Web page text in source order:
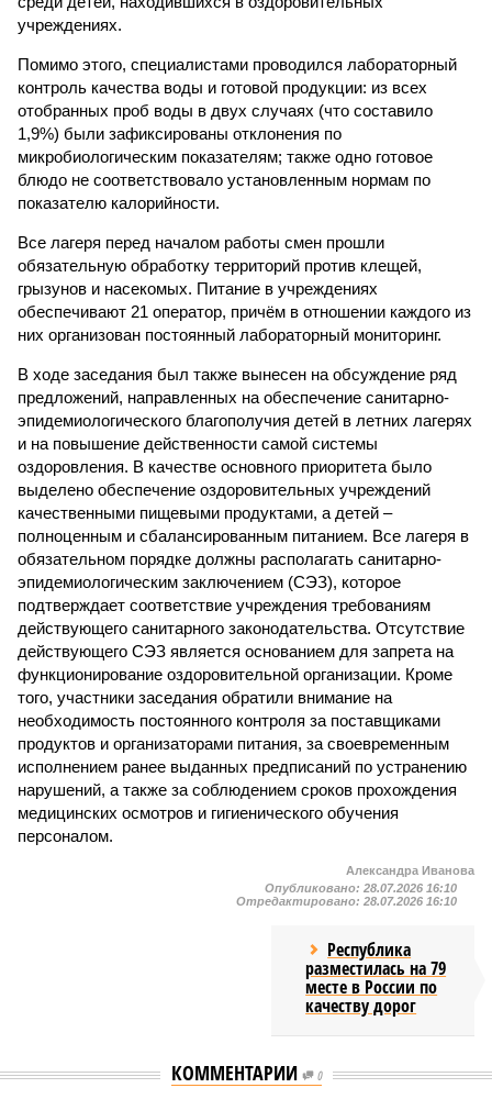
учреждениях.
Помимо этого, специалистами проводился лабораторный
контроль качества воды и готовой продукции: из всех
отобранных проб воды в двух случаях (что составило
1,9%) были зафиксированы отклонения по
микробиологическим показателям; также одно готовое
блюдо не соответствовало установленным нормам по
показателю калорийности.
Все лагеря перед началом работы смен прошли
обязательную обработку территорий против клещей,
грызунов и насекомых. Питание в учреждениях
обеспечивают 21 оператор, причём в отношении каждого из
них организован постоянный лабораторный мониторинг.
В ходе заседания был также вынесен на обсуждение ряд
предложений, направленных на обеспечение санитарно-
эпидемиологического благополучия детей в летних лагерях
и на повышение действенности самой системы
оздоровления. В качестве основного приоритета было
выделено обеспечение оздоровительных учреждений
качественными пищевыми продуктами, а детей –
полноценным и сбалансированным питанием. Все лагеря в
обязательном порядке должны располагать санитарно-
эпидемиологическим заключением (СЭЗ), которое
подтверждает соответствие учреждения требованиям
действующего санитарного законодательства. Отсутствие
действующего СЭЗ является основанием для запрета на
функционирование оздоровительной организации. Кроме
того, участники заседания обратили внимание на
необходимость постоянного контроля за поставщиками
продуктов и организаторами питания, за своевременным
исполнением ранее выданных предписаний по устранению
нарушений, а также за соблюдением сроков прохождения
медицинских осмотров и гигиенического обучения
персоналом.
Александра Иванова
Опубликовано: 28.07.2026 16:10
Отредактировано: 28.07.2026 16:10
Республика
разместилась на 79
месте в России по
качеству дорог
КОММЕНТАРИИ 0